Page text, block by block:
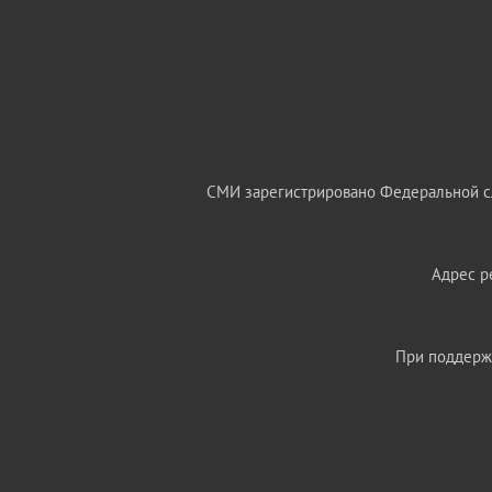
СМИ зарегистрировано Федеральной
Адрес
При